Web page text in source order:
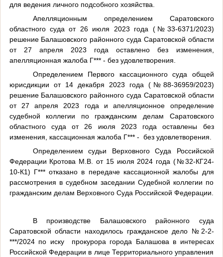
для ведения личного подсобного хозяйства.
Апелляционным определением Саратовского
областного суда от 26 июля 2023 года (№33-6371/2023)
решение Балашовского районного суда Саратовской области
от 27 апреля 2023 года оставлено без изменения,
апелляционная жалоба Г*** - без удовлетворения.
Определением Первого кассационного суда общей
юрисдикции от 14 декабря 2023 года (№88-36959/2023)
решение Балашовского районного суда Саратовской области
от 27 апреля 2023 года и апелляционное определение
судебной коллегии по гражданским делам Саратовского
областного суда от 26 июля 2023 года оставлены без
изменения, кассационная жалоба Г*** - без удовлетворения.
Определением судьи Верховного Суда Российской
Федерации Кротова М.В. от 15 июля 2024 года (№32-КГ24-
10-К1) Г*** отказано в передаче кассационной жалобы для
рассмотрения в судебном заседании Судебной коллегии по
гражданским делам Верховного Суда Российской Федерации.
В производстве Балашовского районного суда
Саратовской области находилось гражданское дело №2-2-
***/2024по иску
прокурора города Балашова в интересах
Российской Федерации в лице Территориального управления